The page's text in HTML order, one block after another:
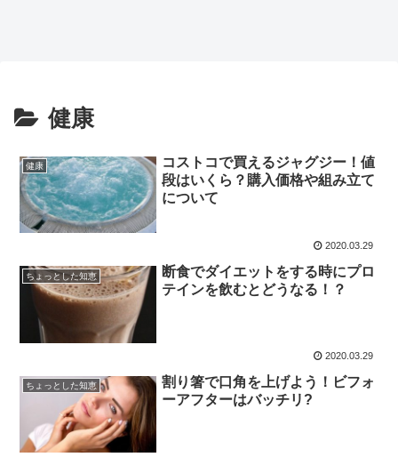
健康
健康
コストコで買えるジャグジー！値
段はいくら？購入価格や組み立て
について
2020.03.29
ちょっとした知恵
断食でダイエットをする時にプロ
テインを飲むとどうなる！？
2020.03.29
ちょっとした知恵
割り箸で口角を上げよう！ビフォ
ーアフターはバッチリ?